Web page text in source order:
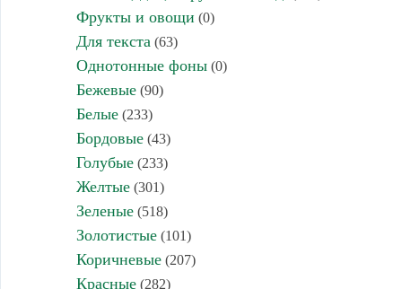
Фрукты и овощи (0)
Для текста (63)
Однотонные фоны(0)
Бежевые(90)
Белые(233)
Бордовые(43)
Голубые(233)
Желтые(301)
Зеленые(518)
Золотистые(101)
Коричневые(207)
Красные(282)